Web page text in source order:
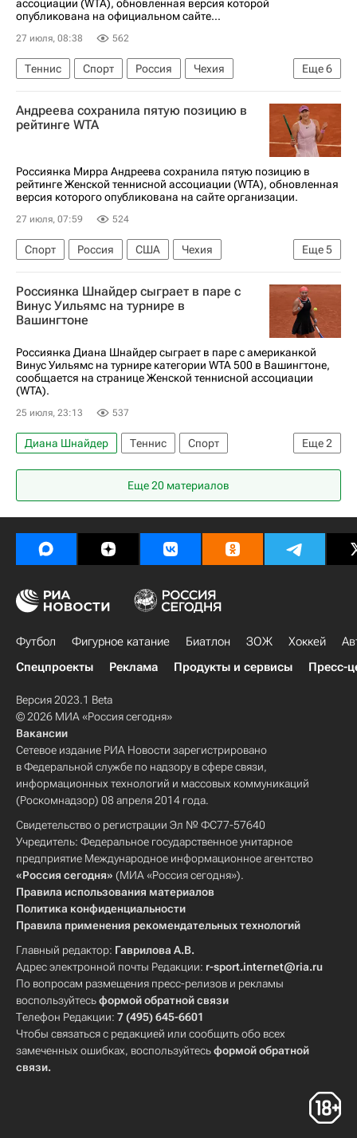
ассоциации (WTA), обновленная версия которой
опубликована на официальном сайте...
27 июля, 08:38 562
Еще6
Теннис Спорт Россия
Чехия
Украина
Ролан Гаррос
Мирра Андреева
Арина Соболенко
Елена Рыбакина
Андреева сохранила пятую позицию в
рейтинге WTA
Россиянка Мирра Андреева сохранила пятую позицию в
рейтинге Женской теннисной ассоциации (WTA), обновленная
версия которого опубликована на сайте организации.
27 июля, 07:59 524
Еще5
Спорт Россия США
Чехия
Мирра Андреева
Арина Соболенко
Елена Рыбакина
Женская теннисная ассоциация (WTA)
Ролан Гаррос
Россиянка Шнайдер сыграет в паре с
Винус Уильямс на турнире в
Вашингтоне
Россиянка Диана Шнайдер сыграет в паре с американкой
Винус Уильямс на турнире категории WTA 500 в Вашингтоне,
сообщается на странице Женской теннисной ассоциации
(WTA).
25 июля, 23:13 537
Еще2
Диана Шнайдер Теннис
Спорт
Винус Уильямс
Женская теннисная ассоциация (WTA)
Еще 20 материалов
Футбол Фигурное катание Биатлон ЗОЖ Хоккей
Спецпроекты
Реклама Продукты и сервисы Пресс-
Версия 2023.1 Beta
© 2026 МИА «Россия сегодня»
Вакансии
Сетевое издание РИА Новости зарегистрировано
в Федеральной службе по надзору в сфере связи,
информационных технологий и массовых коммуникаций
(Роскомнадзор) 08 апреля 2014 года.
Свидетельство о регистрации Эл № ФС77-57640
Учредитель: Федеральное государственное унитарное
предприятие Международное информационное агентство
«Россия сегодня» (МИА «Россия сегодня»).
Правила использования материалов
Политика конфиденциальности
Правила применения рекомендательных технологий
Главный редактор: Гаврилова А.В.
Адрес электронной почты Редакции: r-sport.internet@ria.ru
По вопросам размещения пресс-релизов и рекламы
воспользуйтесьформой обратной связи
Телефон Редакции: 7 (495) 645-6601
Чтобы связаться с редакцией или сообщить обо всех
замеченных ошибках, воспользуйтесьформой обратной
связи.